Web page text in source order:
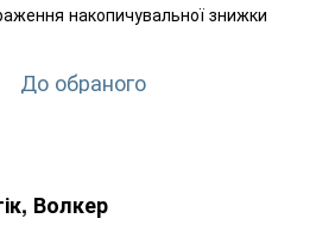
накопичувальної знижки
До обраного
Волкер